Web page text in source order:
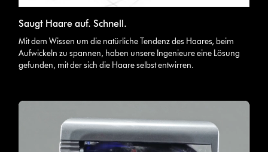
Saugt Haare auf. Schnell.
Mit dem Wissen um die natürliche Tendenz des Haares, beim
Aufwickeln zu spannen, haben unsere Ingenieure eine Lösung
gefunden, mit der sich die Haare selbst entwirren.